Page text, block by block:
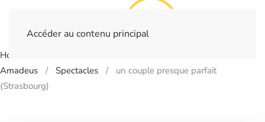
Accéder au contenu principal
Home
Amadeus
Spectacles
un couple presque parfait
(Strasbourg)